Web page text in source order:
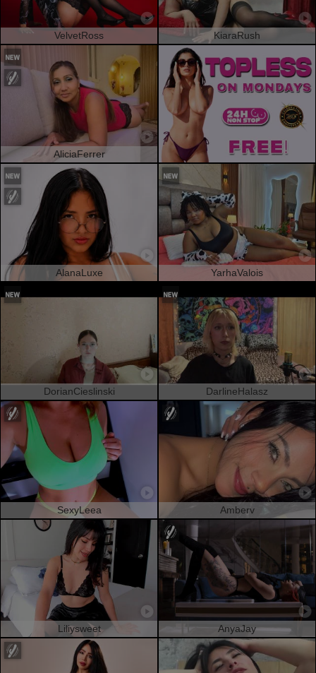
VelvetRoss KiaraRush
AliciaFerrer
AlanaLuxe YarhaValois
DorianCieslinski DarlineHalasz
SexyLeea Amberv
Liliysweet AnyaJay